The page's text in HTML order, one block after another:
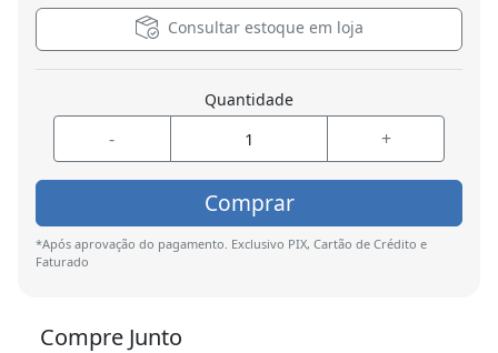
Consultar estoque em loja
Quantidade
- +
Comprar
*Após aprovação do pagamento. Exclusivo PIX, Cartão de Crédito e
Faturado
Compre Junto